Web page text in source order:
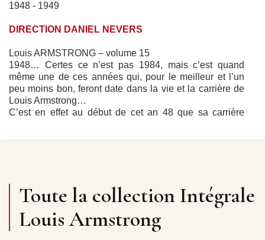
1948 - 1949
DIRECTION DANIEL NEVERS
Louis ARMSTRONG – volume 15
1948… Certes ce n’est pas 1984, mais c’est quand
même une de ces années qui, pour le meilleur et l’un
peu moins bon, feront date dans la vie et la carrière de
Louis Armstrong…
C’est en effet au début de cet an 48 que sa carrière
les bras. Ainsi, au fil des jours, parcourra-t-il la vieille
Europe (le seul espace lointain déjà partiellement
sillonné jusque là) ; et ce morceau du continent
américain situé dans l’autre hémisphère ; et cette
Afrique d’où ses malheureux ancêtres furent arrachés
Toute la collection Intégrale
Louis Armstrong